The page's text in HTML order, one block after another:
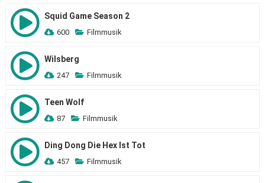
Squid Game Season 2
600 Filmmusik
Wilsberg
247 Filmmusik
Teen Wolf
87 Filmmusik
Ding Dong Die Hex Ist Tot
457 Filmmusik